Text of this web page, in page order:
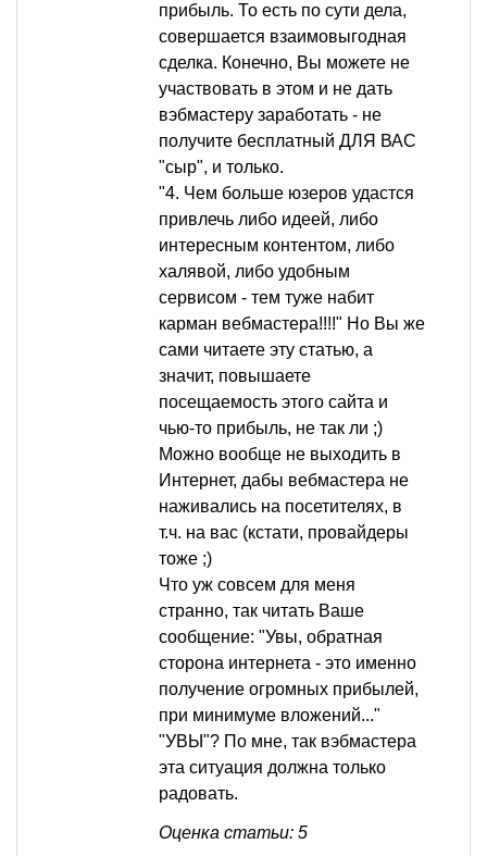
прибыль. То есть по сути дела,
совершается взаимовыгодная
сделка. Конечно, Вы можете не
участвовать в этом и не дать
вэбмастеру заработать - не
получите бесплатный ДЛЯ ВАС
"сыр", и только.
"4. Чем больше юзеров удастся
привлечь либо идеей, либо
интересным контентом, либо
халявой, либо удобным
сервисом - тем туже набит
карман вебмастера!!!!" Но Вы же
сами читаете эту статью, а
значит, повышаете
посещаемость этого сайта и
чью-то прибыль, не так ли ;)
Можно вообще не выходить в
Интернет, дабы вебмастера не
наживались на посетителях, в
т.ч. на вас (кстати, провайдеры
тоже ;)
Что уж совсем для меня
странно, так читать Ваше
сообщение: "Увы, обратная
сторона интернета - это именно
получение огромных прибылей,
при минимуме вложений..."
"УВЫ"? По мне, так вэбмастера
эта ситуация должна только
радовать.
Оценка статьи: 5